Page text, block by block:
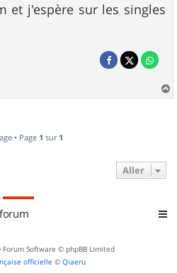
et j'espère sur les singles
a
• Page 1 sur 1
Aller
Forum Software © phpBB Limited
officielle © Qiaeru